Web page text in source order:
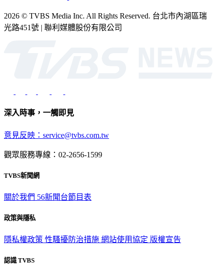
2026 © TVBS Media Inc. All Rights Reserved. 台北市內湖區瑞
光路451號 | 聯利媒體股份有限公司
深入時事，一觸即見
意見反映：service@tvbs.com.tw
觀眾服務專線：02-2656-1599
TVBS新聞網
關於我們 56新聞台節目表
政策與隱私
隱私權政策 性騷擾防治措施 網站使用協定 版權宣告
認識 TVBS